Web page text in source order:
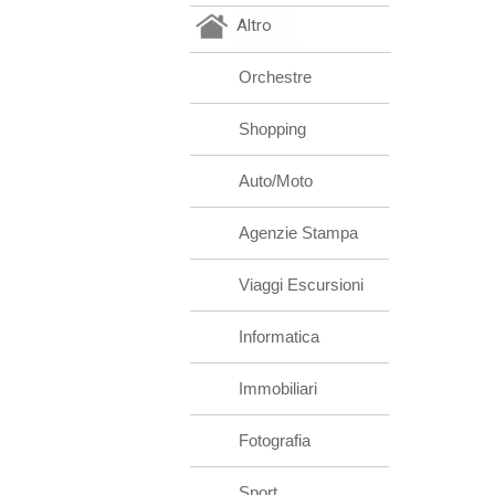
Altro
Orchestre
Shopping
Auto/Moto
Agenzie Stampa
Viaggi Escursioni
Informatica
Immobiliari
Fotografia